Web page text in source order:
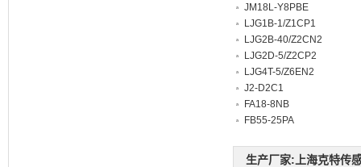
JM18L-Y8PBE
LJG1B-1/Z1CP1
LJG2B-40/Z2CN2
LJG2D-5/Z2CP2
LJG4T-5/Z6EN2
J2-D2C1
FA18-8NB
FB55-25PA
生产厂家:上海克特传